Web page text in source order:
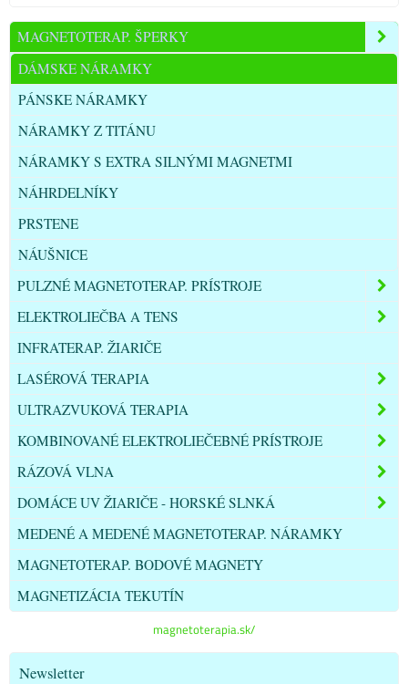
MAGNETOTERAP. ŠPERKY
DÁMSKE NÁRAMKY
PÁNSKE NÁRAMKY
NÁRAMKY Z TITÁNU
NÁRAMKY S EXTRA SILNÝMI MAGNETMI
NÁHRDELNÍKY
PRSTENE
NÁUŠNICE
PULZNÉ MAGNETOTERAP. PRÍSTROJE
ELEKTROLIEČBA A TENS
INFRATERAP. ŽIARIČE
LASÉROVÁ TERAPIA
ULTRAZVUKOVÁ TERAPIA
KOMBINOVANÉ ELEKTROLIEČEBNÉ PRÍSTROJE
RÁZOVÁ VLNA
DOMÁCE UV ŽIARIČE - HORSKÉ SLNKÁ
MEDENÉ A MEDENÉ MAGNETOTERAP. NÁRAMKY
MAGNETOTERAP. BODOVÉ MAGNETY
MAGNETIZÁCIA TEKUTÍN
magnetoterapia.sk/
Newsletter